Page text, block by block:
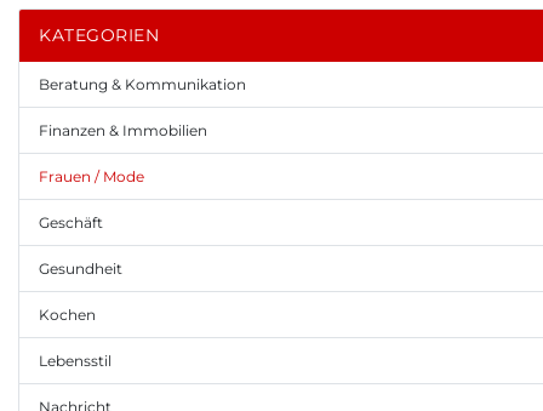
KATEGORIEN
Beratung & Kommunikation
Finanzen & Immobilien
Frauen / Mode
Geschäft
Gesundheit
Kochen
Lebensstil
Nachricht